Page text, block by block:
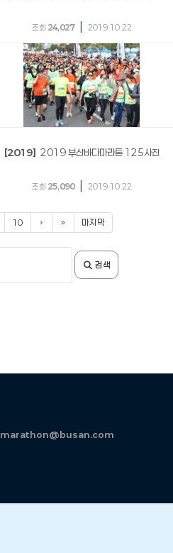
조회 24,027 2019.10.22
[2019] 2019 부산바다마라톤 125사진
조회 25,090 2019.10.22
10 › » 마지막
검색
marathon@busan.com